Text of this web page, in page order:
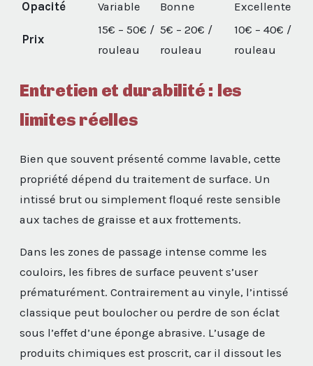
Opacité Variable Bonne Excellente
Prix
15€ – 50€ /
rouleau
5€ – 20€ /
rouleau
10€ – 40€ /
rouleau
Entretien et durabilité : les
limites réelles
Bien que souvent présenté comme lavable, cette
propriété dépend du traitement de surface. Un
intissé brut ou simplement floqué reste sensible
aux taches de graisse et aux frottements.
Dans les zones de passage intense comme les
couloirs, les fibres de surface peuvent s’user
prématurément. Contrairement au vinyle, l’intissé
classique peut boulocher ou perdre de son éclat
sous l’effet d’une éponge abrasive. L’usage de
produits chimiques est proscrit, car il dissout les